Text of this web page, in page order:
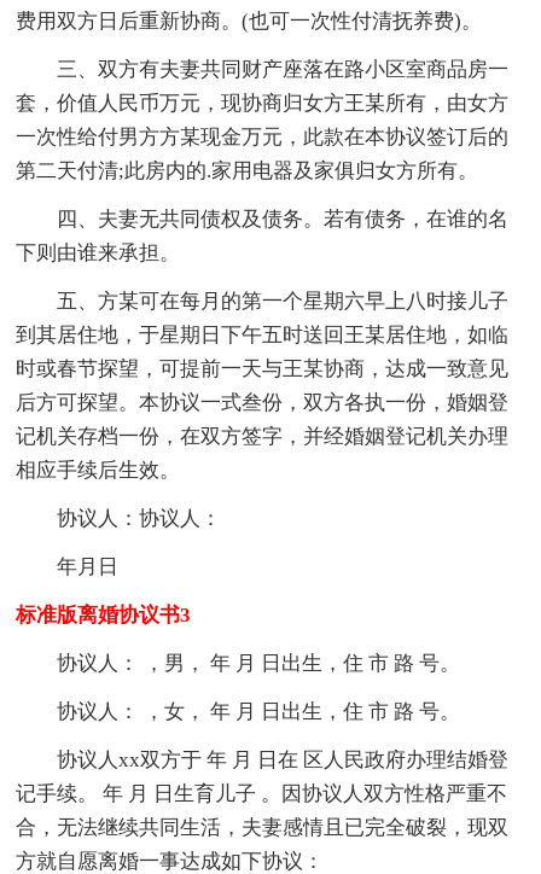
费用双方日后重新协商。(也可一次性付清抚养费)。
三、双方有夫妻共同财产座落在路小区室商品房一
套，价值人民币万元，现协商归女方王某所有，由女方
一次性给付男方方某现金万元，此款在本协议签订后的
第二天付清;此房内的.家用电器及家俱归女方所有。
四、夫妻无共同债权及债务。若有债务，在谁的名
下则由谁来承担。
五、方某可在每月的第一个星期六早上八时接儿子
到其居住地，于星期日下午五时送回王某居住地，如临
时或春节探望，可提前一天与王某协商，达成一致意见
后方可探望。本协议一式叁份，双方各执一份，婚姻登
记机关存档一份，在双方签字，并经婚姻登记机关办理
相应手续后生效。
协议人：协议人：
年月日
标准版离婚协议书3
协议人： ，男， 年 月 日出生，住 市 路 号。
协议人： ，女， 年 月 日出生，住 市 路 号。
协议人xx双方于 年 月 日在 区人民政府办理结婚登
记手续。 年 月 日生育儿子 。因协议人双方性格严重不
合，无法继续共同生活，夫妻感情且已完全破裂，现双
方就自愿离婚一事达成如下协议：